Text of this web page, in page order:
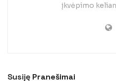
įkvėpimo
Susiję Pranešimai